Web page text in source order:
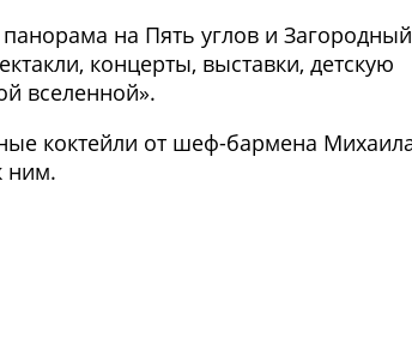
на Пять углов и Загородный
концерты, выставки, детскую
вселенной».
коктейли от шеф-бармена
ним.